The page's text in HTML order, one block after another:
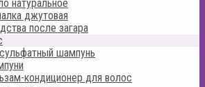
натуральное
джутовая
после загара
шампунь
кондиционер для волос